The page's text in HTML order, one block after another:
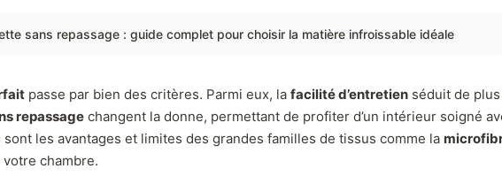
sans repassage : guide complet pour choisir la matière infroissable idéale
passe par bien des critères. Parmi eux, la facilité d’entretien séduit de
repassage changent la donne, permettant de profiter d’un intérieur soigné
sont les avantages et limites des grandes familles de tissus comme la
chambre.